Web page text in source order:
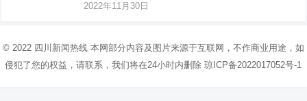
2022年11月30日
© 2022 四川新闻热线本网部分内容及图片来源于互联网，不作商业用途，如
侵犯了您的权益，请联系，我们将在24小时内删除琼ICP备2022017052号-1